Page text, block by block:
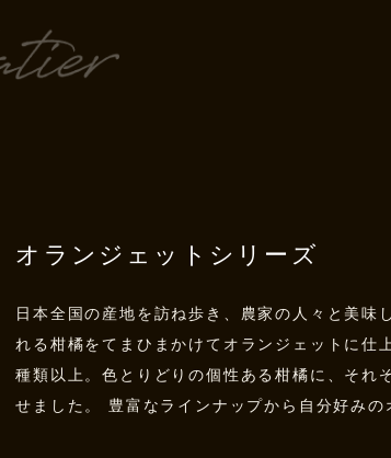
オランジェットシリーズ
日本全国の産地を訪ね歩き、農家の人々と美味
れる柑橘をてまひまかけてオランジェットに仕
種類以上。色とりどりの個性ある柑橘に、それ
せました。 豊富なラインナップから自分好みの